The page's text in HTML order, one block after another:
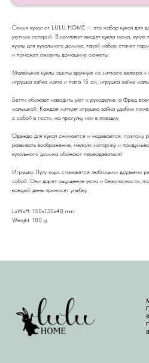
Семья кукол от LULU HOME — это набор кукол для
уютных историй. В комплект входят кукла мама,
куклы для кукольного домика, такой набор станет
и поможет оживить домашние сюжеты.
Маленькие куклы сшиты вручную из мягкого велюра
игрушка зайка мама и папа 15 см, игрушка зайка
Бетти обожает наводить уют и рукоделие, а Фред
малышкой. Каждая мягкая игрушка зайка удобно
с собой в гости, на прогулку или в поездку.
Одежда для кукол снимается и надевается, поэтому
развивать воображение, мелкую моторику и
кукольного домика обожают переодеваться!
Игрушки Лулу хоум становятся любимыми друзьями
собой. Они дарят ощущение уюта и безопасности,
каждый день приносят улыбку.
LxWxH: 150x130x40 mm
Weight: 100 g